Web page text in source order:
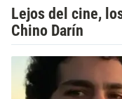
Lejos del cine,
Chino Darín